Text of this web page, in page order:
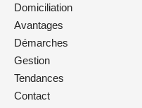
Domiciliation
Avantages
Démarches
Gestion
Tendances
Contact